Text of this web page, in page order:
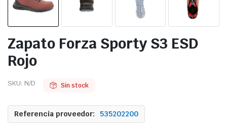
Zapato Forza Sporty S3 ESD
Rojo
SKU: N/D Sin stock
Referencia proveedor: 535202200